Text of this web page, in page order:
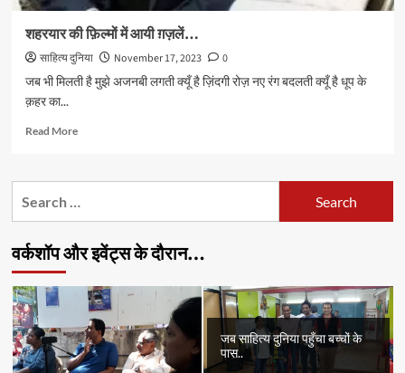
शहरयार की फ़िल्मों में आयी ग़ज़लें…
साहित्य दुनिया November 17, 2023
0
जब भी मिलती है मुझे अजनबी लगती क्यूँ है ज़िंदगी रोज़ नए रंग बदलती क्यूँ है धूप के
क़हर का...
Read MoreRead
शहरयार
आयी
ग़ज़लें…
वर्कशॉप और इवेंट्स के दौरान…
जब साहित्य दुनिया पहुँचा बच्चों के
पास..